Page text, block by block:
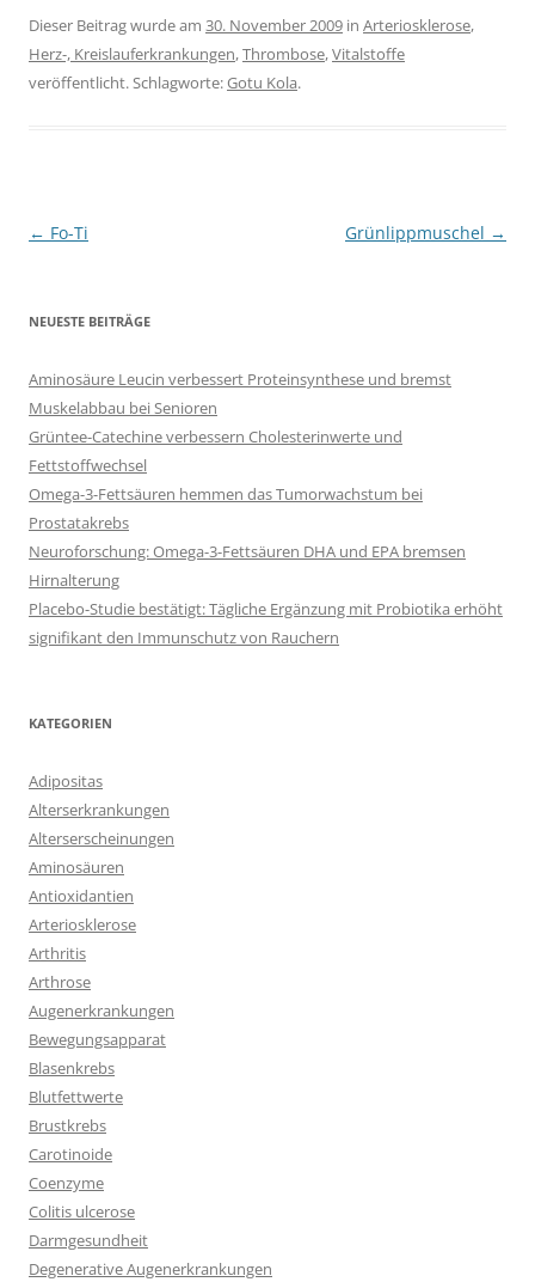
Dieser Beitrag wurde am 30. November 2009 in Arteriosklerose,
Herz-, Kreislauferkrankungen,Thrombose,Vitalstoffe
veröffentlicht. Schlagworte:Gotu Kola.
Beitragsnavigation
← Fo-Ti Grünlippmuschel →
NEUESTE BEITRÄGE
Aminosäure Leucin verbessert Proteinsynthese und bremst
Muskelabbau bei Senioren
Grüntee-Catechine verbessern Cholesterinwerte und
Fettstoffwechsel
Omega-3-Fettsäuren hemmen das Tumorwachstum bei
Prostatakrebs
Neuroforschung: Omega-3-Fettsäuren DHA und EPA bremsen
Hirnalterung
Placebo-Studie bestätigt: Tägliche Ergänzung mit Probiotika erhöht
signifikant den Immunschutz von Rauchern
KATEGORIEN
Adipositas
Alterserkrankungen
Alterserscheinungen
Aminosäuren
Antioxidantien
Arteriosklerose
Arthritis
Arthrose
Augenerkrankungen
Bewegungsapparat
Blasenkrebs
Blutfettwerte
Brustkrebs
Carotinoide
Coenzyme
Colitis ulcerose
Darmgesundheit
Degenerative Augenerkrankungen